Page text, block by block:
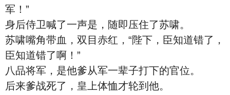
军！”
身后侍卫喊了一声是，随即压住了苏啸。
苏啸嘴角带血，双目赤红，“陛下，臣知道错了，
臣知道错了啊！”
八品将军，是他爹从军一辈子打下的官位。
后来爹战死了，皇上体恤才轮到他。